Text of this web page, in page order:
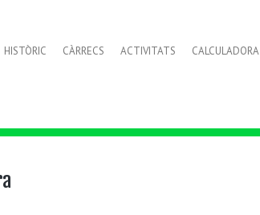
HISTÒRIC CÀRRECS ACTIVITATS CALCULADORA